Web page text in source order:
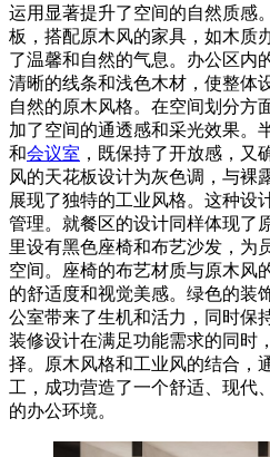
运用显著提升了空间的自然质感
板，搭配原木风的家具，如木质
了温馨和自然的气息。办公区内
清晰的线条和浅色木材，使整体
自然的原木风格。在空间划分方
加了空间的通透感和采光效果。
和会议室 ，既保持了开放感，又
风的天花板设计为灰色调，与裸
展现了独特的工业风格。这种设
管理。就餐区的设计同样体现了
里设有黑色座椅和布艺沙发，为
空间。座椅的布艺材质与原木风
的舒适度和视觉美感。绿色的装
公室带来了生机和活力，同时保
装修设计在满足功能需求的同时
择。原木风格和工业风的结合，
工，成功营造了一个舒适、现代
的办公环境。